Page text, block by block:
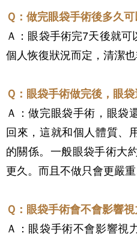
Ｑ：做完眼袋手術後多久
Ａ：眼袋手術完7天後就
個人恢復狀況而定，清潔也
Ｑ ：眼袋手術做完後，眼
Ａ：做完眼袋手術，眼袋
回來，這就和個人體質、
的關係。一般眼袋手術大
更久。而且不做只會更嚴重
Ｑ： 眼袋手術會不會影響
Ａ：眼袋手術不會影響視